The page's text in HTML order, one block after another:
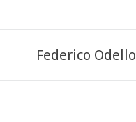
Federico Odello